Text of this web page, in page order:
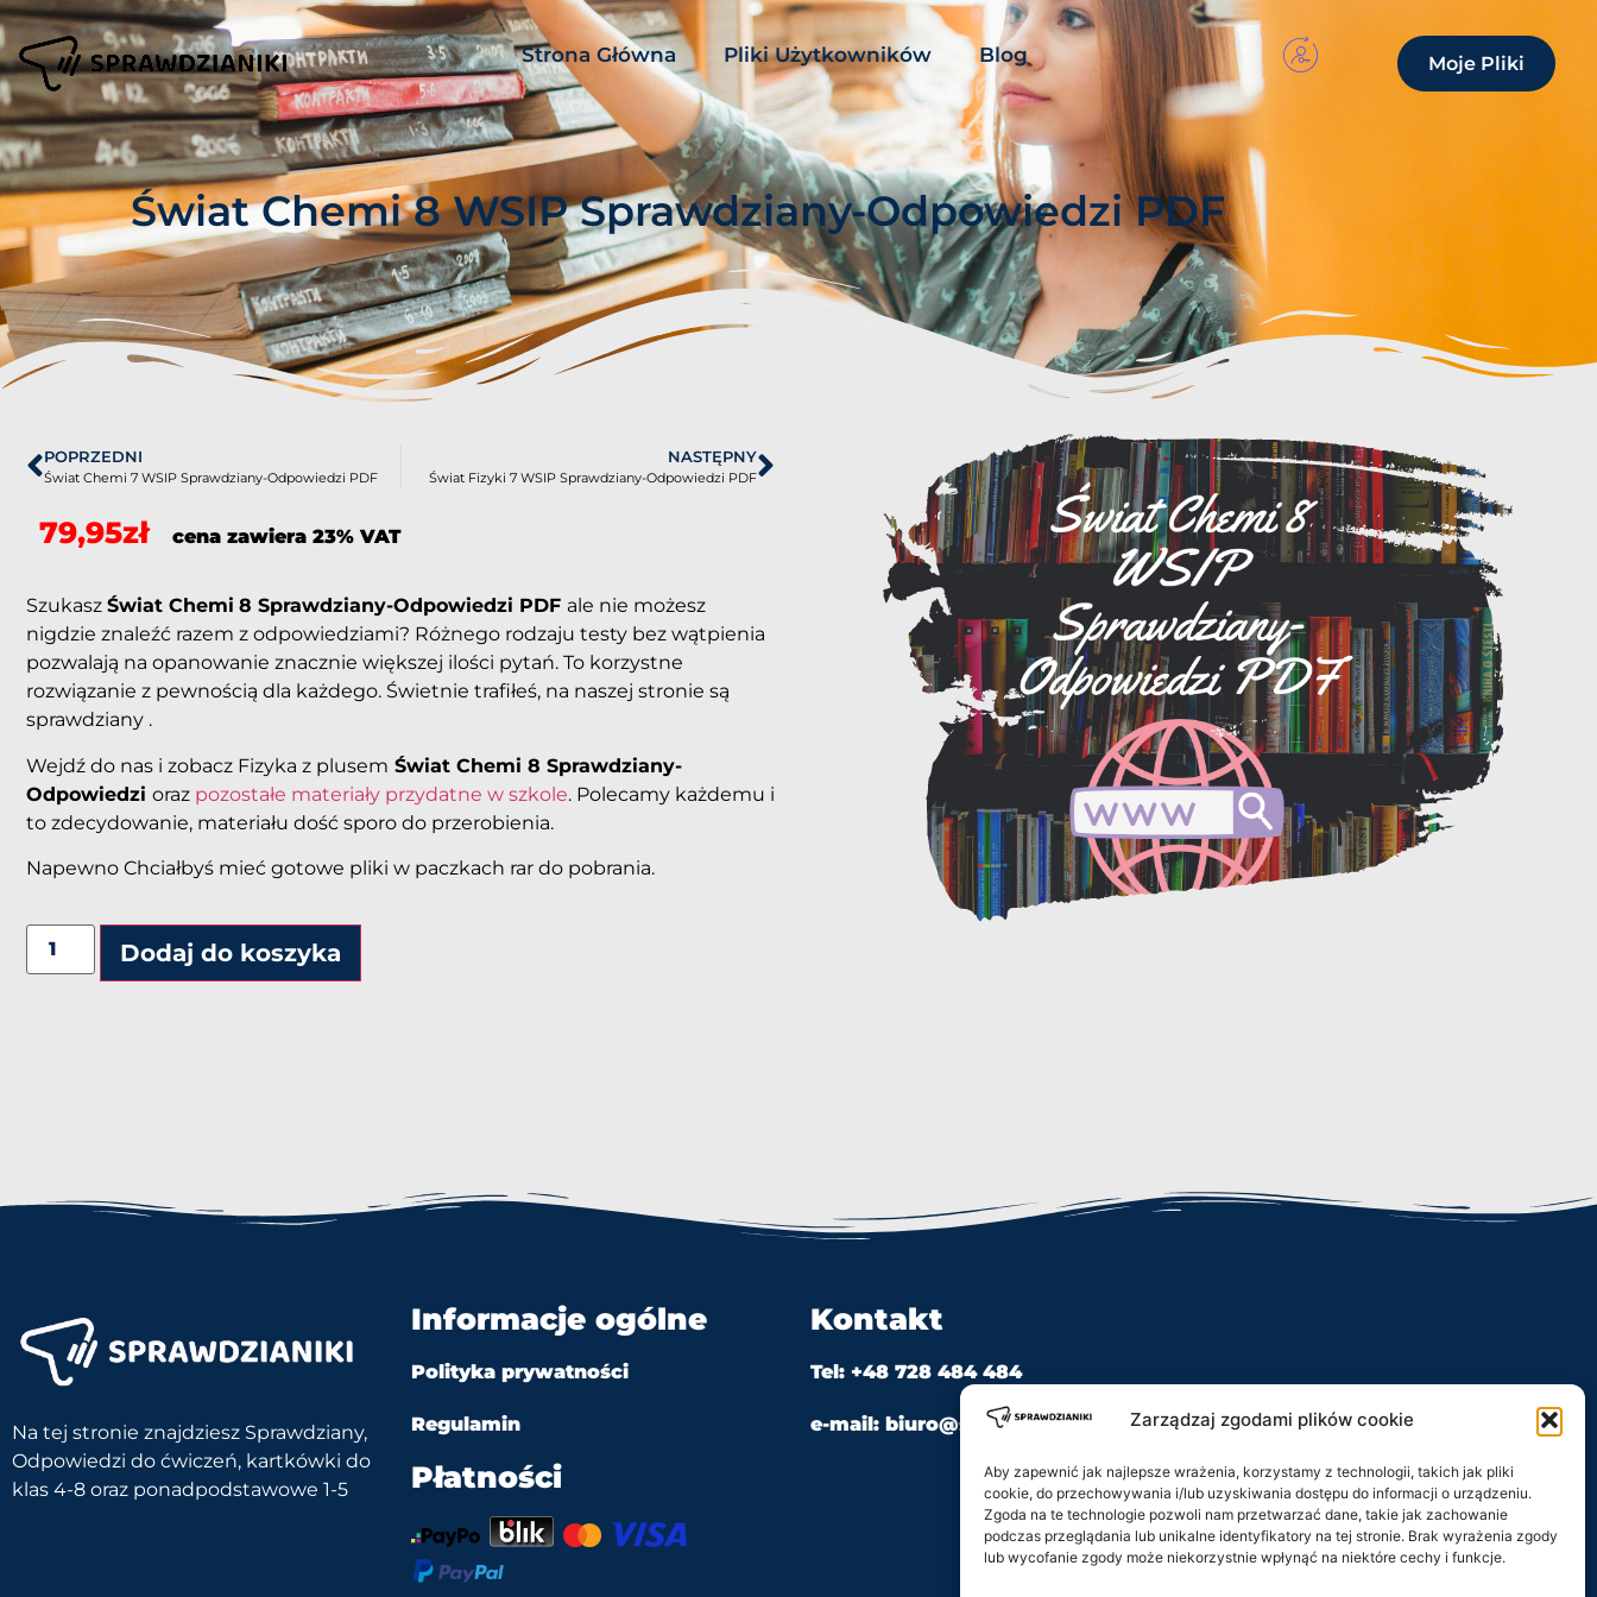
Zarządzaj zgodami plików cookie
Aby zapewnić jak najlepsze wrażenia, korzystamy z technologii, takich jak pliki
cookie, do przechowywania i/lub uzyskiwania dostępu do informacji o urządzeniu.
Zgoda na te technologie pozwoli nam przetwarzać dane, takie jak zachowanie
podczas przeglądania lub unikalne identyfikatory na tej stronie. Brak wyrażenia zgody
lub wycofanie zgody może niekorzystnie wpłynąć na niektóre cechy i funkcje.
Strona Główna Pliki Użytkowników Blog Moje Pliki
Świat Chemi 8 WSIP Sprawdziany-Odpowiedzi PDF
POPRZEDNI
Świat Chemi 7 WSIP Sprawdziany-Odpowiedzi PDF
NASTĘPNY
Świat Fizyki 7 WSIP Sprawdziany-Odpowiedzi PDF
79,95zł cena zawiera 23% VAT
Szukasz Świat Chemi 8 Sprawdziany-Odpowiedzi PDF ale nie możesz
nigdzie znaleźć razem z odpowiedziami? Różnego rodzaju testy bez wątpienia
pozwalają na opanowanie znacznie większej ilości pytań. To korzystne
rozwiązanie z pewnością dla każdego. Świetnie trafiłeś, na naszej stronie są
sprawdziany .
Wejdź do nas i zobacz Fizyka z plusem Świat Chemi 8 Sprawdziany-
Odpowiedzi oraz pozostałe materiały przydatne w szkole. Polecamy każdemu i
to zdecydowanie, materiału dość sporo do przerobienia.
Napewno Chciałbyś mieć gotowe pliki w paczkach rar do pobrania.
Dodaj do koszyka
Na tej stronie znajdziesz Sprawdziany,
Odpowiedzi do ćwiczeń, kartkówki do
klas 4-8 oraz ponadpodstawowe 1-5
Informacje ogólne
Polityka prywatności
Regulamin
Płatności
Kontakt
Tel: +48 728 484 484
e-mail: biuro@sprawdzianiki.pl